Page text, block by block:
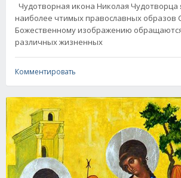
Чудотворная икона Николая Чудотворца
наиболее чтимых православных образов
Божественному изображению
различных жизненных
Комментировать